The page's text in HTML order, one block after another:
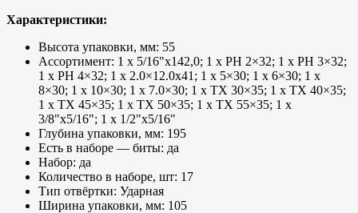
Характеристики:
Высота упаковки, мм: 55
Ассортимент: 1 x 5/16"x142,0; 1 x PH 2×32; 1 x PH 3×32;
1 x PH 4×32; 1 x 2.0×12.0x41; 1 x 5×30; 1 x 6×30; 1 x
8×30; 1 x 10×30; 1 x 7.0×30; 1 x TX 30×35; 1 x TX 40×35;
1 x TX 45×35; 1 x TX 50×35; 1 x TX 55×35; 1 x
3/8"x5/16"; 1 x 1/2"x5/16"
Глубина упаковки, мм: 195
Есть в наборе — биты: да
Набор: да
Количество в наборе, шт: 17
Тип отвёртки: Ударная
Ширина упаковки, мм: 105